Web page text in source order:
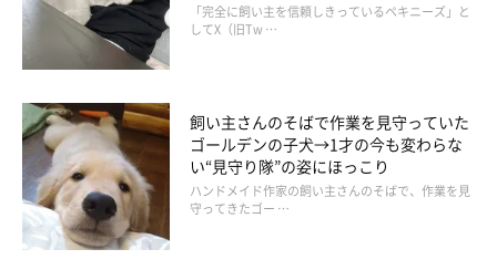
「完全に飼い主を信頼しきっているペキニーズ」と
してX（旧Tw …
飼い主さんのそばで作業を見守っていた
ゴールデンの子犬→1才の今も変わらな
い“見守り隊”の姿にほっこり
ハンドメイド作家の飼い主さんのそばで、作業を見
守ってきたゴー …